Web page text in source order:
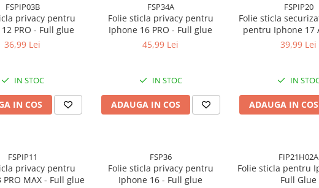
FSPIP03B
privacy pentru
Iphone 12 PRO - Full glue
36,99 Lei
IN STOC
IN COS
FSP34A
Folie sticla privacy pentru
Iphone 16 PRO - Full glue
45,99 Lei
IN STOC
ADAUGA IN COS
FSPIP20
Folie sticla
pentru Iphone 17
Montare Inclus
39,99 Lei
IN
ADAUGA IN COS
FSPIP11
privacy pentru
MAX - Full glue
FSP36
Folie sticla privacy pentru
Iphone 16 - Full glue
FIP21H02A
Folie sticla pentru
Full Glue